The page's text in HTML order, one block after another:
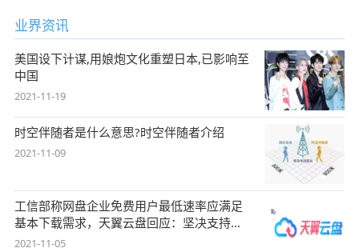
业界资讯
美国设下计谋,用娘炮文化重塑日本,已影响至
中国
2021-11-19
时空伴随者是什么意思?时空伴随者介绍
2021-11-09
工信部称网盘企业免费用户最低速率应满足
基本下载需求，天翼云盘回应：坚决支持，
始终
2021-11-05